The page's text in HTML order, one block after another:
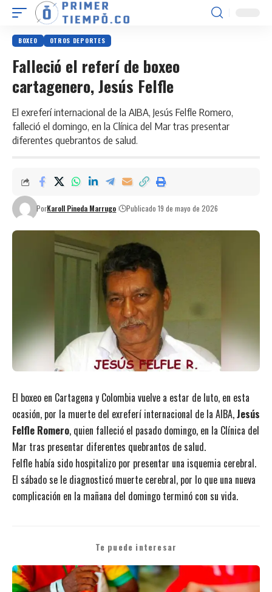
BOXEO OTROS DEPORTES
Falleció el referí de boxeo
cartagenero, Jesús Felfle
El exreferí internacional de la AIBA, Jesús Felfle Romero,
falleció el domingo, en la Clínica del Mar tras presentar
diferentes quebrantos de salud.
PorKaroll Pineda Marrugo Publicado 19 de mayo de 2026
El boxeo en Cartagena y Colombia vuelve a estar de luto, en esta
ocasión, por la muerte del exreferí internacional de la AIBA,Jesús
Felfle Romero, quien falleció el pasado domingo, en la Clínica del
Mar tras presentar diferentes quebrantos de salud.
Felfle había sido hospitalizo por presentar una isquemia cerebral.
El sábado se le diagnosticó muerte cerebral, por lo que una nueva
complicación en la mañana del domingo terminó con su vida.
Te puede interesar